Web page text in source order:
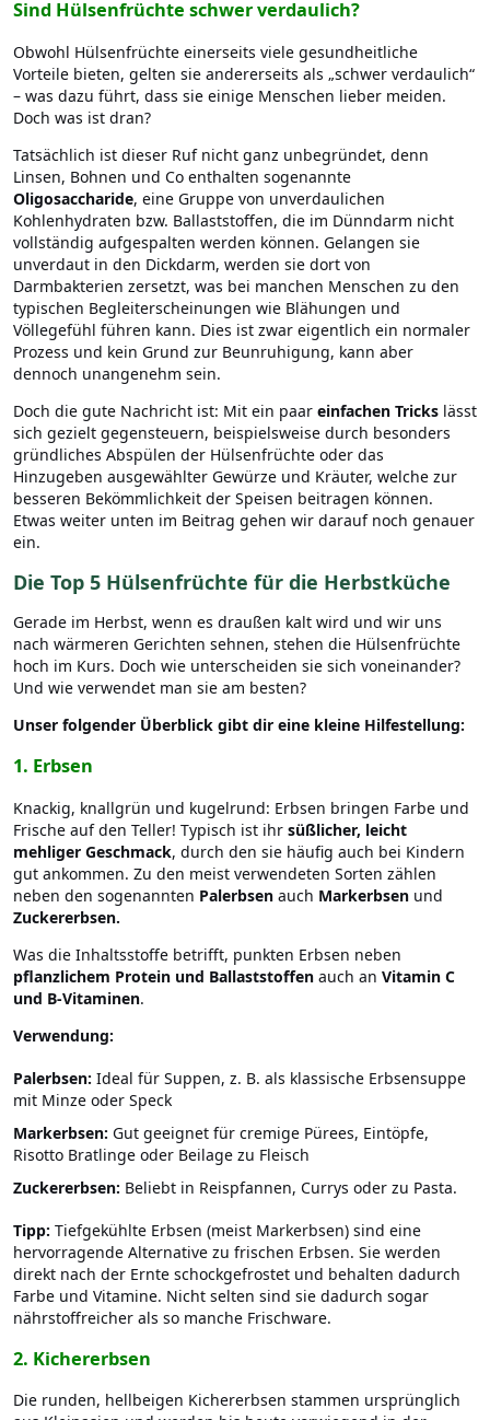
Sind Hülsenfrüchte schwer verdaulich?
Obwohl Hülsenfrüchte einerseits viele gesundheitliche
Vorteile bieten, gelten sie andererseits als „schwer verdaulich“
– was dazu führt, dass sie einige Menschen lieber meiden.
Doch was ist dran?
Tatsächlich ist dieser Ruf nicht ganz unbegründet, denn
Linsen, Bohnen und Co enthalten sogenannte
Oligosaccharide, eine Gruppe von unverdaulichen
Kohlenhydraten bzw. Ballaststoffen, die im Dünndarm nicht
vollständig aufgespalten werden können. Gelangen sie
unverdaut in den Dickdarm, werden sie dort von
Darmbakterien zersetzt, was bei manchen Menschen zu den
typischen Begleiterscheinungen wie Blähungen und
Völlegefühl führen kann. Dies ist zwar eigentlich ein normaler
Prozess und kein Grund zur Beunruhigung, kann aber
dennoch unangenehm sein.
Doch die gute Nachricht ist: Mit ein paar einfachen Tricks lässt
sich gezielt gegensteuern, beispielsweise durch besonders
gründliches Abspülen der Hülsenfrüchte oder das
Hinzugeben ausgewählter Gewürze und Kräuter, welche zur
besseren Bekömmlichkeit der Speisen beitragen können.
Etwas weiter unten im Beitrag gehen wir darauf noch genauer
ein.
Die Top 5 Hülsenfrüchte für die Herbstküche
Gerade im Herbst, wenn es draußen kalt wird und wir uns
nach wärmeren Gerichten sehnen, stehen die Hülsenfrüchte
hoch im Kurs. Doch wie unterscheiden sie sich voneinander?
Und wie verwendet man sie am besten?
Unser folgender Überblick gibt dir eine kleine Hilfestellung:
1. Erbsen
Knackig, knallgrün und kugelrund: Erbsen bringen Farbe und
Frische auf den Teller! Typisch ist ihr süßlicher, leicht
mehliger Geschmack, durch den sie häufig auch bei Kindern
gut ankommen. Zu den meist verwendeten Sorten zählen
neben den sogenannten Palerbsen auch Markerbsen und
Zuckererbsen.
Was die Inhaltsstoffe betrifft, punkten Erbsen neben
pflanzlichem Protein und Ballaststoffen auch an Vitamin C
und B-Vitaminen.
Verwendung:
Palerbsen: Ideal für Suppen, z. B. als klassische Erbsensuppe
mit Minze oder Speck
Markerbsen: Gut geeignet für cremige Pürees, Eintöpfe,
Risotto Bratlinge oder Beilage zu Fleisch
Zuckererbsen: Beliebt in Reispfannen, Currys oder zu Pasta.
Tipp: Tiefgekühlte Erbsen (meist Markerbsen) sind eine
hervorragende Alternative zu frischen Erbsen. Sie werden
direkt nach der Ernte schockgefrostet und behalten dadurch
Farbe und Vitamine. Nicht selten sind sie dadurch sogar
nährstoffreicher als so manche Frischware.
2. Kichererbsen
Die runden, hellbeigen Kichererbsen stammen ursprünglich